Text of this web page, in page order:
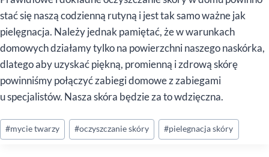
stać się naszą codzienną rutyną i jest tak samo ważne jak
pielęgnacja. Należy jednak pamiętać, że w warunkach
domowych działamy tylko na powierzchni naszego naskórka,
dlatego aby uzyskać piękną, promienną i zdrową skórę
powinniśmy połączyć zabiegi domowe z zabiegami
u specjalistów. Nasza skóra będzie za to wdzięczna.
Tagi
wpisu:
#mycie twarzy #oczyszczanie skóry #pielegnacja skóry